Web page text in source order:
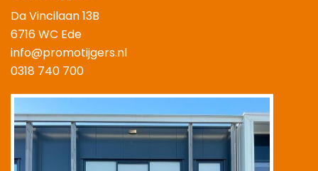
Da Vincilaan 13B
6716 WC Ede
info@promotijgers.nl
0318 740 700